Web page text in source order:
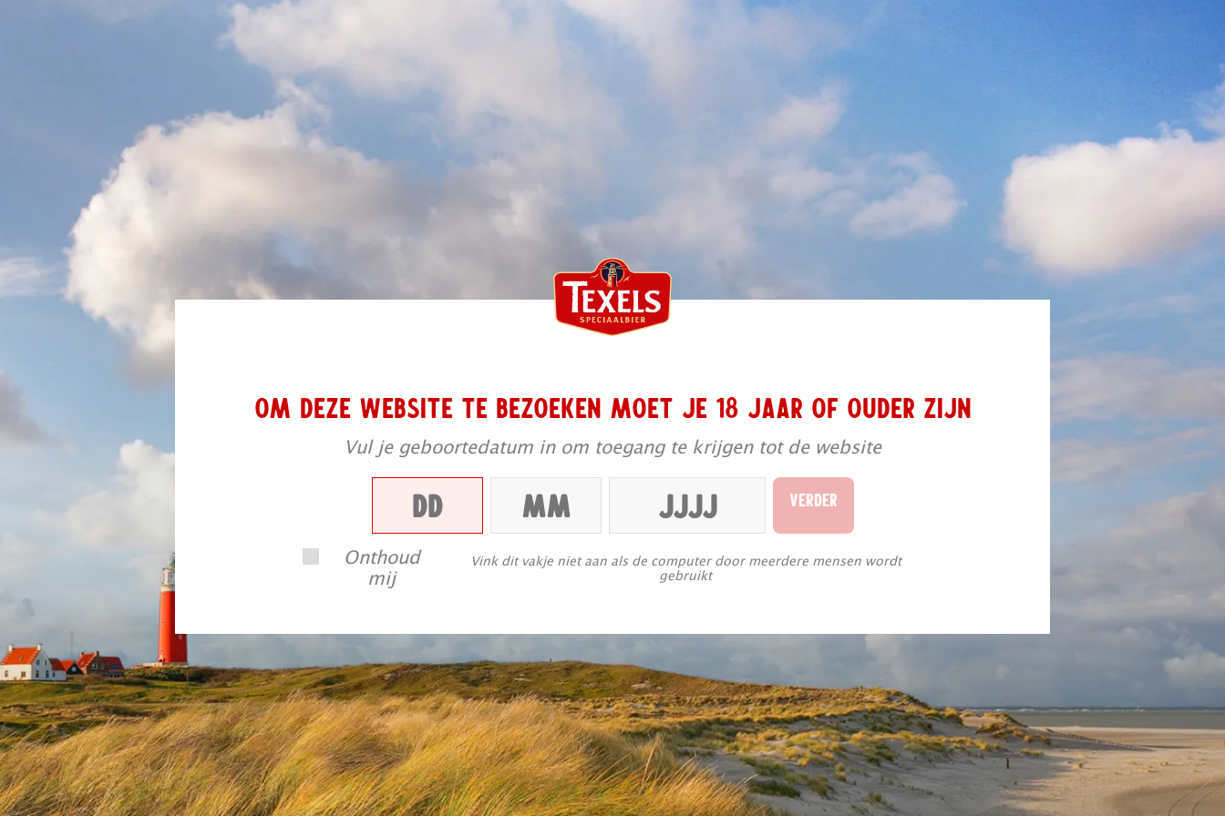
OM DEZE WEBSITE TE BEZOEKEN MOET JE 18 JAAR OF OUDER ZIJN
Vul je geboortedatum in om toegang te krijgen tot de website
VERDER
Onthoud
mij
Vink dit vakje niet aan als de computer door meerdere mensen wordt
gebruikt